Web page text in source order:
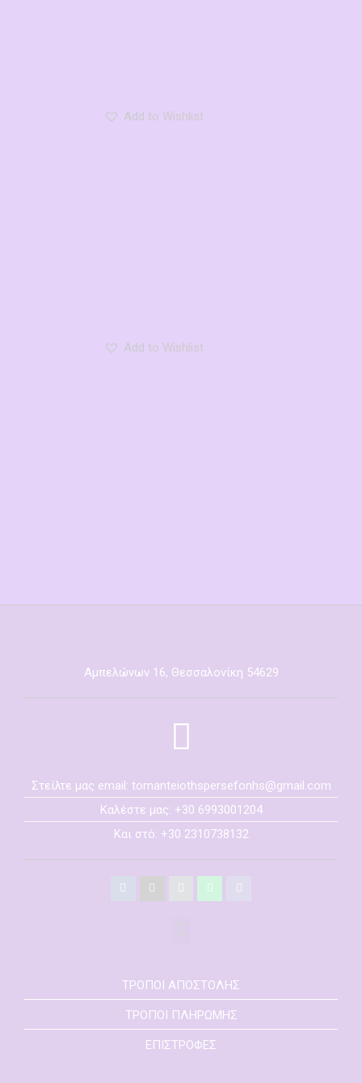
Αμπελώνων 16, Θεσσαλονίκη 54629
Στείλτε μας email: tomanteiothspersefonhs@gmail.com
Καλέστε μας: +30 6993001204
Και στό: +30 2310738132
ΤΡΟΠΟΙ ΑΠΟΣΤΟΛΗΣ
ΤΡΟΠΟΙ ΠΛΗΡΩΜΗΣ
ΕΠΙΣΤΡΟΦΕΣ